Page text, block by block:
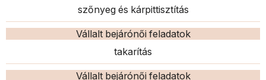
szőnyeg és kárpittisztítás
Vállalt bejárónői feladatok
takarítás
Vállalt bejárónői feladatok